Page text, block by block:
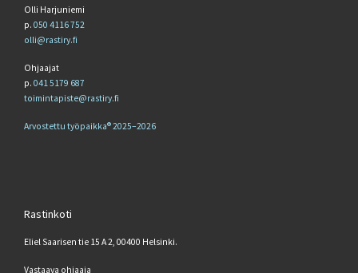
Olli Harjuniemi
p. 050 4116 752
olli@rastiry.fi
Ohjaajat
p. 041 5179 687
toimintapiste@rastiry.fi
Arvostettu työpaikka® 2025–2026
Rastinkoti
Eliel Saarisen tie 15 A 2, 00400 Helsinki.
Vastaava ohjaaja